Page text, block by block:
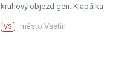
kruhový objezd gen. Klapálka
VS město Vsetín